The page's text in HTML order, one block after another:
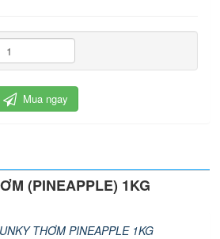
Mua ngay
(PINEAPPLE) 1KG
THƠM PINEAPPLE 1KG